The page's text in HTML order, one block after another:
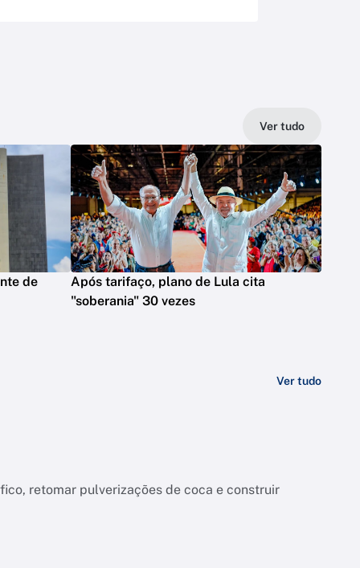
Ver tudo
de
Após tarifaço, plano de Lula cita
"soberania" 30 vezes
Ver tudo
retomar pulverizações de coca e construir